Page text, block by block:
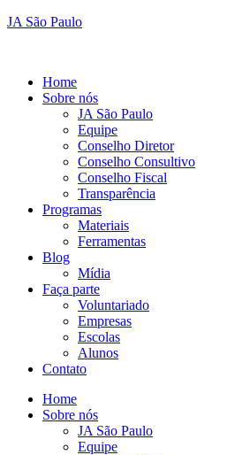
JA São Paulo
Home
Sobre nós
JA São Paulo
Equipe
Conselho Diretor
Conselho Consultivo
Conselho Fiscal
Transparência
Programas
Materiais
Ferramentas
Blog
Mídia
Faça parte
Voluntariado
Empresas
Escolas
Alunos
Contato
Home
Sobre nós
JA São Paulo
Equipe